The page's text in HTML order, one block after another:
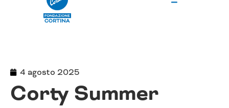
4 agosto 2025
Corty Summer